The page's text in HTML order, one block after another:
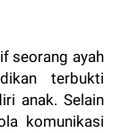
seorang ayah
terbukti
anak. Selain
komunikasi